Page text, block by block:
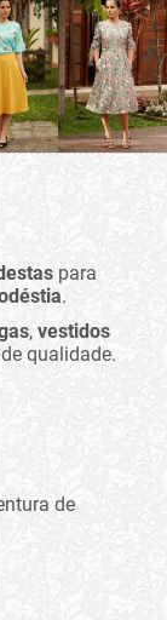
para
.
, vestidos
qualidade.
de